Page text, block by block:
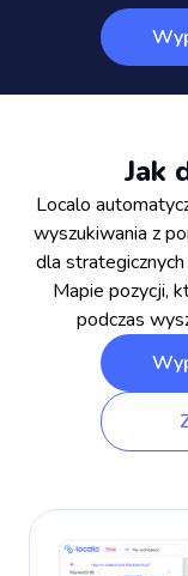
Jak
Localo
wyszukiwania z
dla
Mapie pozycji,
podczas